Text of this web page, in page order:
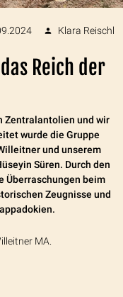
Klara Reischl
Reich der
Zentralantolien und wir
wurde die Gruppe
und unserem
Süren. Durch den
Überraschungen beim
Zeugnisse und
MA.